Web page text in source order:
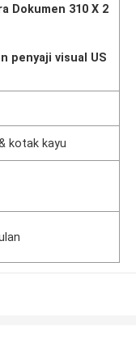
Dokumen 310 X 2
penyaji visual US
kotak kayu